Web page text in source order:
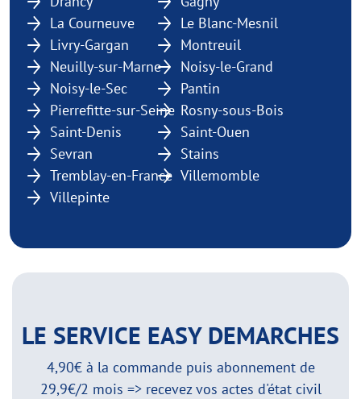
La Courneuve
Le Blanc-Mesnil
Livry-Gargan
Montreuil
Neuilly-sur-Marne
Noisy-le-Grand
Noisy-le-Sec
Pantin
Pierrefitte-sur-Seine Rosny-sous-Bois
Saint-Denis
Saint-Ouen
Sevran
Stains
Tremblay-en-France Villemomble
Villepinte
LE SERVICE EASY DEMARCHES
4,90€ à la commande puis abonnement de
29,9€/2 mois => recevez vos actes d'état civil